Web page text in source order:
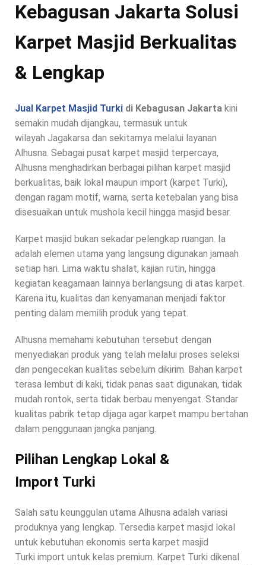
Kebagusan Jakarta Solusi
Karpet Masjid Berkualitas
& Lengkap
Jual Karpet Masjid Turki di Kebagusan Jakarta kini
semakin mudah dijangkau, termasuk untuk
wilayah Jagakarsa dan sekitarnya melalui layanan
Alhusna. Sebagai pusat karpet masjid terpercaya,
Alhusna menghadirkan berbagai pilihan karpet masjid
berkualitas, baik lokal maupun import (karpet Turki),
dengan ragam motif, warna, serta ketebalan yang bisa
disesuaikan untuk mushola kecil hingga masjid besar.
Karpet masjid bukan sekadar pelengkap ruangan. Ia
adalah elemen utama yang langsung digunakan jamaah
setiap hari. Lima waktu shalat, kajian rutin, hingga
kegiatan keagamaan lainnya berlangsung di atas karpet.
Karena itu, kualitas dan kenyamanan menjadi faktor
penting dalam memilih produk yang tepat.
Alhusna memahami kebutuhan tersebut dengan
menyediakan produk yang telah melalui proses seleksi
dan pengecekan kualitas sebelum dikirim. Bahan karpet
terasa lembut di kaki, tidak panas saat digunakan, tidak
mudah rontok, serta tidak berbau menyengat. Standar
kualitas pabrik tetap dijaga agar karpet mampu bertahan
dalam penggunaan jangka panjang.
Pilihan Lengkap Lokal &
Import Turki
Salah satu keunggulan utama Alhusna adalah variasi
produknya yang lengkap. Tersedia karpet masjid lokal
untuk kebutuhan ekonomis serta karpet masjid
Turki import untuk kelas premium. Karpet Turki dikenal